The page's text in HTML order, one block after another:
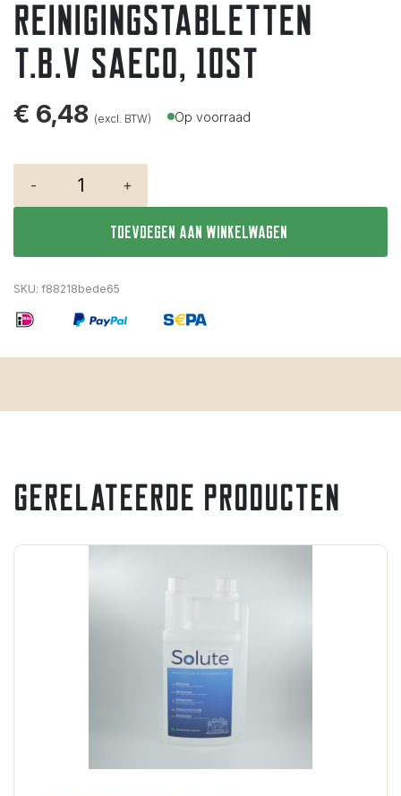
reinigingstabletten
t.b.v Saeco, 10st
€ 6,48 (excl. BTW) Op voorraad
- +
Toevoegen aan winkelwagen
SKU: f88218bede65
Gerelateerde producten